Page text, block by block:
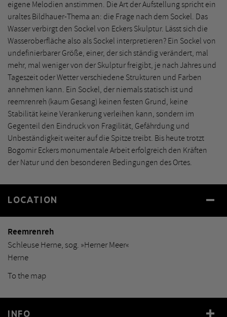
eigene Melodien anstimmen. Die Art der Aufstellung spricht ein
uraltes Bildhauer-Thema an: die Frage nach dem Sockel. Das
Wasser verbirgt den Sockel von Eckers Skulptur. Lässt sich die
Wasseroberfläche also als Sockel interpretieren? Ein Sockel von
undefinierbarer Größe, einer, der sich ständig verändert, mal
mehr, mal weniger von der Skulptur freigibt, je nach Jahres und
Tageszeit oder Wetter verschiedene Strukturen und Farben
annehmen kann. Ein Sockel, der niemals statisch ist und
reemrenreh (kaum Gesang) keinen festen Grund, keine
Stabilität keine Verankerung verleihen kann, sondern im
Gegenteil den Eindruck von Fragilität, Gefährdung und
Unbeständigkeit weiter auf die Spitze treibt. Bis heute trotzt
Bogomir Eckers monumentale Arbeit erfolgreich den Kräften
der Natur und den besonderen Bedingungen des Ortes.
LOCATION
Reemrenreh
Schleuse Herne, sog. »Herner Meer«
Herne
To the map
INFO